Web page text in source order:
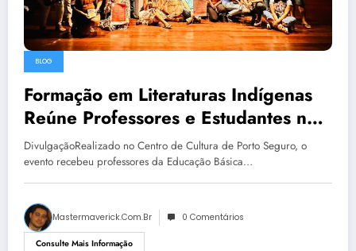
BLOG
Formação em Literaturas Indígenas
Reúne Professores e Estudantes no
Centro de Cultura de Porto Seguro
DivulgaçãoRealizado no Centro de Cultura de Porto Seguro, o
evento recebeu professores da Educação Básica…
Mastermaverick.com.br 0 Comentários
Consulte Mais Informação